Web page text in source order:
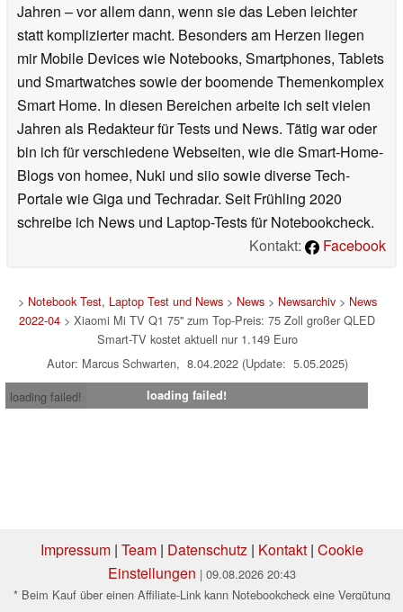
Jahren – vor allem dann, wenn sie das Leben leichter
statt komplizierter macht. Besonders am Herzen liegen
mir Mobile Devices wie Notebooks, Smartphones, Tablets
und Smartwatches sowie der boomende Themenkomplex
Smart Home. In diesen Bereichen arbeite ich seit vielen
Jahren als Redakteur für Tests und News. Tätig war oder
bin ich für verschiedene Webseiten, wie die Smart-Home-
Blogs von homee, Nuki und siio sowie diverse Tech-
Portale wie Giga und Techradar. Seit Frühling 2020
schreibe ich News und Laptop-Tests für Notebookcheck.
Kontakt:
Facebook
> Notebook Test, Laptop Test und News> News> Newsarchiv> News
2022-04 > Xiaomi Mi TV Q1 75'' zum Top-Preis: 75 Zoll großer QLED
Smart-TV kostet aktuell nur 1.149 Euro
Autor: Marcus Schwarten, 8.04.2022 (Update: 5.05.2025)
loading failed!
loading failed!
Impressum| Team| Datenschutz| Kontakt| Cookie
Einstellungen | 09.08.2026 20:43
* Beim Kauf über einen Affiliate-Link kann Notebookcheck eine Vergütung